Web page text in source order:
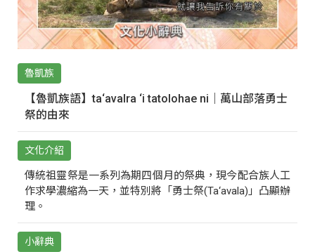
魯凱族
【魯凱族語】ta‘avalra ‘i tatolohae ni｜萬山部落勇士
祭的由來
文化介紹
傳統祖靈祭是一系列為期四個月的祭典，現今配合族人工
作求學濃縮為一天，並特別將「勇士祭(Ta‘avala)」凸顯辦
理。
小辭典